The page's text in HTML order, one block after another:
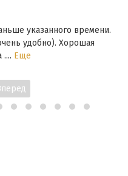
указанного времени.
удобно). Хорошая
Еще